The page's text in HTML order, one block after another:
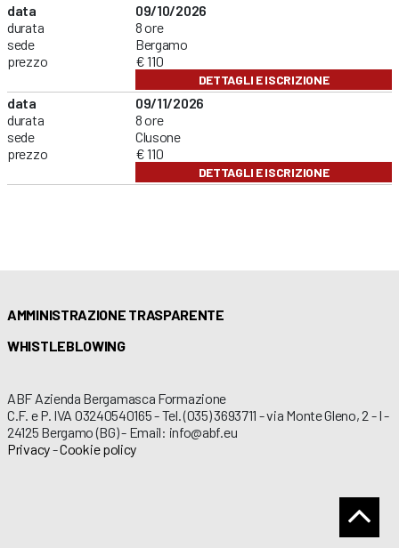
data
durata
sede
prezzo
09/10/2026
8 ore
Bergamo
€ 110
DETTAGLI E ISCRIZIONE
data
durata
sede
prezzo
09/11/2026
8 ore
Clusone
€ 110
DETTAGLI E ISCRIZIONE
AMMINISTRAZIONE TRASPARENTE
WHISTLEBLOWING
ABF Azienda Bergamasca Formazione
C.F. e P. IVA 03240540165 - Tel. (035) 3693711 - via Monte Gleno, 2 - I -
24125 Bergamo (BG) - Email: info@abf.eu
Privacy-Cookie policy